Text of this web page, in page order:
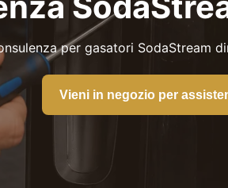
per gasatori SodaStream
Vieni in negozio per